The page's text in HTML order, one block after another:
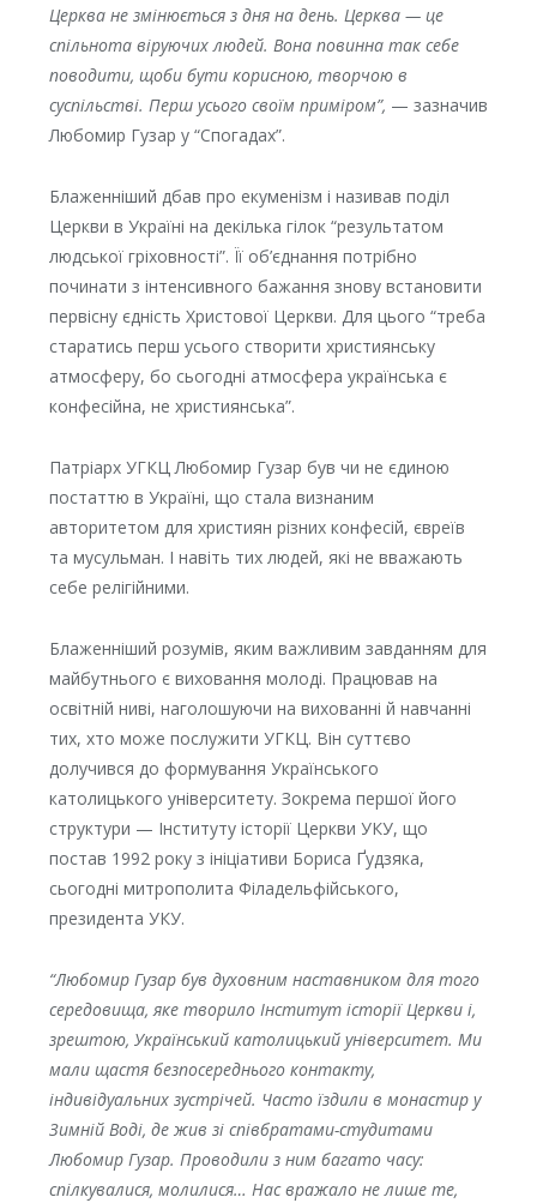
Церква не змінюється з дня на день. Церква — це
спільнота віруючих людей. Вона повинна так себе
поводити, щоби бути корисною, творчою в
суспільстві. Перш усього своїм приміром”, — зазначив
Любомир Гузар у “Спогадах”.
Блаженніший дбав про екуменізм і називав поділ
Церкви в Україні на декілька гілок “результатом
людської гріховності”. Її об’єднання потрібно
починати з інтенсивного бажання знову встановити
первісну єдність Христової Церкви. Для цього “треба
старатись перш усього створити християнську
атмосферу, бо сьогодні атмосфера українська є
конфесійна, не християнська”.
Патріарх УГКЦ Любомир Гузар був чи не єдиною
постаттю в Україні, що стала визнаним
авторитетом для християн різних конфесій, євреїв
та мусульман. І навіть тих людей, які не вважають
себе релігійними.
Блаженніший розумів, яким важливим завданням для
майбутнього є виховання молоді. Працював на
освітній ниві, наголошуючи на вихованні й навчанні
тих, хто може послужити УГКЦ. Він суттєво
долучився до формування Українського
католицького університету. Зокрема першої його
структури — Інституту історії Церкви УКУ, що
постав 1992 року з ініціативи Бориса Ґудзяка,
сьогодні митрополита Філадельфійського,
президента УКУ.
“Любомир Гузар був духовним наставником для того
середовища, яке творило Інститут історії Церкви і,
зрештою, Український католицький університет. Ми
мали щастя безпосереднього контакту,
індивідуальних зустрічей. Часто їздили в монастир у
Зимній Воді, де жив зі співбратами-студитами
Любомир Гузар. Проводили з ним багато часу:
спілкувалися, молилися… Нас вражало не лише те,